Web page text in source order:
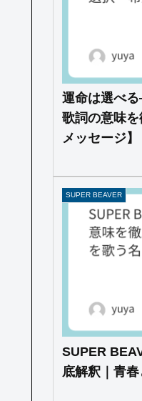
運命は選べ
歌詞の意味
メッセージ】
SUPER BEAVER
SUPER
底解釈｜青